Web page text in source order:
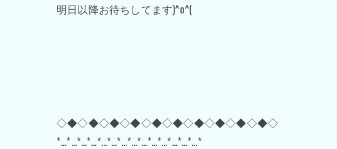
明日以降お待ちしてます)^o^(
◇◆◇◆◇◆◇◆◇◆◇◆◇◆◇◆◇◆◇◆◇
*…*…*…*…*…*…*…*…*…*…*…*…*…*…*